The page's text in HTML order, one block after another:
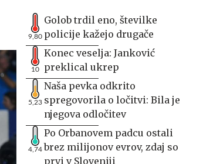
9,80
Golob trdil eno, številke
policije kažejo drugače
10
Konec veselja: Janković
preklical ukrep
5,23
Naša pevka odkrito
spregovorila o ločitvi: Bila je
njegova odločitev
4,74
Po Orbanovem padcu ostali
brez milijonov evrov, zdaj so
prvi v Sloveniji